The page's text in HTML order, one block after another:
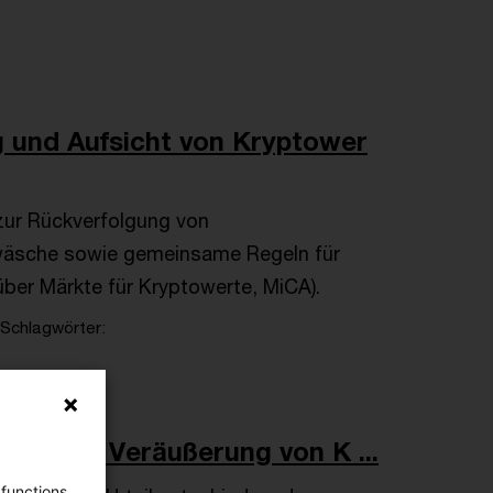
und Aufsicht von Kryptower
Rückverfolgung von
sowie gemeinsame Regeln für
Märkte für Kryptowerte, MiCA).
Schlagwörter
der Veräußerung von K ...